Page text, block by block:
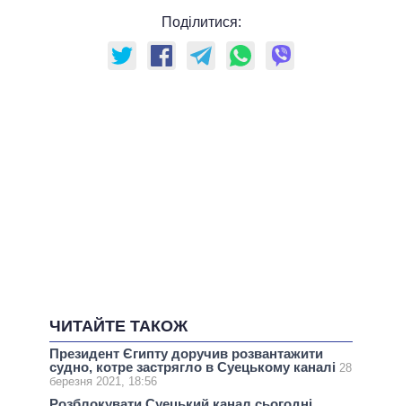
Поділитися:
ЧИТАЙТЕ ТАКОЖ
Президент Єгипту доручив розвантажити
судно, котре застрягло в Суецькому каналі 28
березня 2021, 18:56